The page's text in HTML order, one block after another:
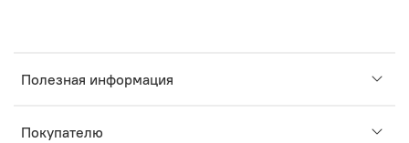
Полезная информация
Покупателю